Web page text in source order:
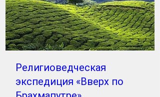
Религиоведческая
экспедиция «Вверх по